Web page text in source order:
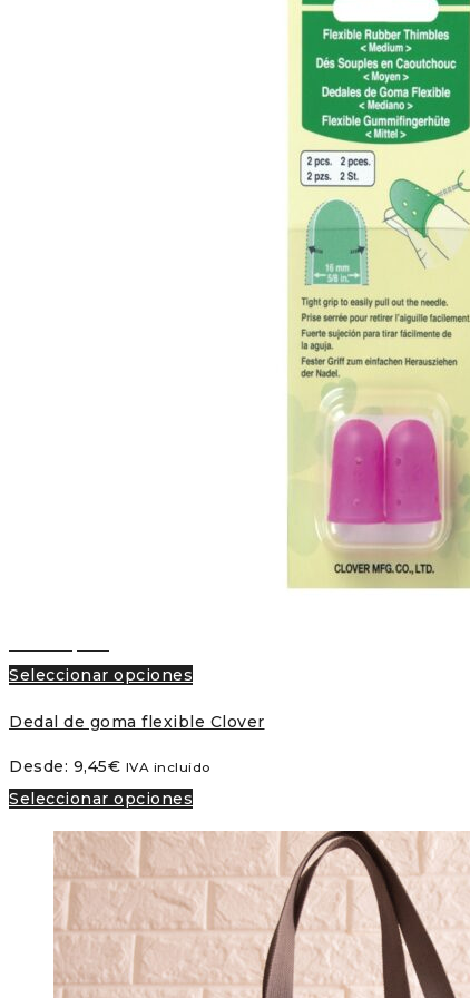
Seleccionar opciones
Dedal de goma flexible Clover
Desde: 9,45€ IVA incluido
Seleccionar opciones